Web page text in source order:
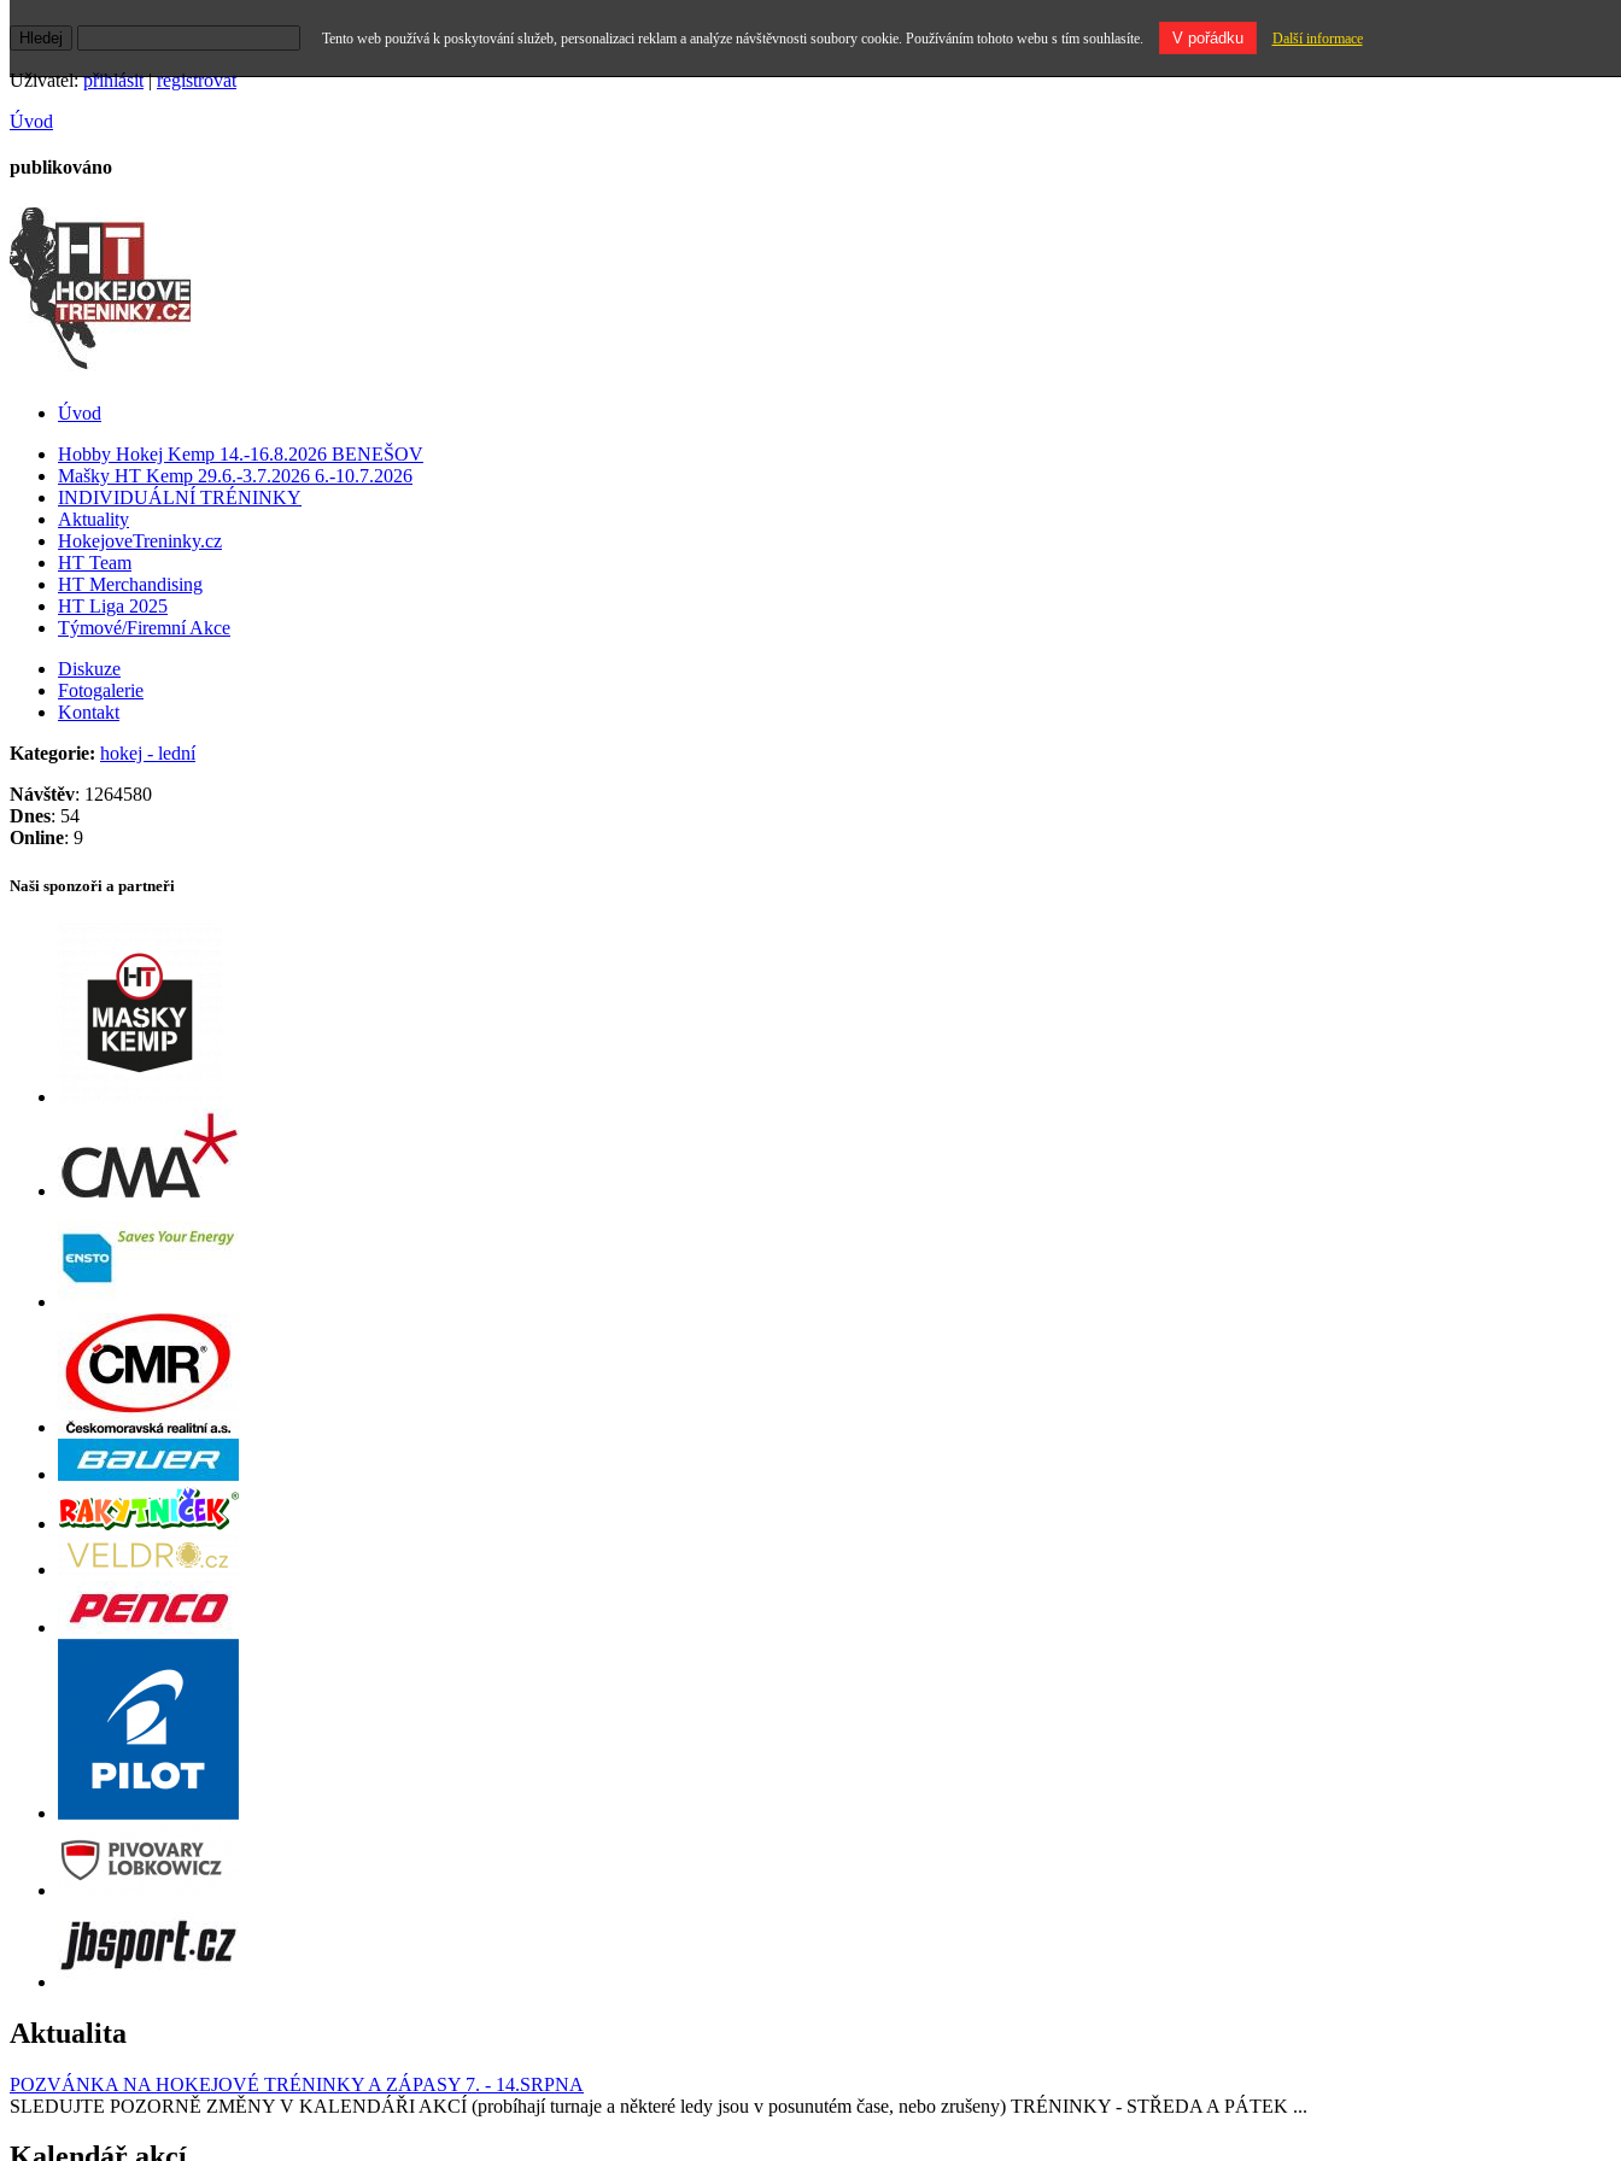
Uživatel:přihlásit|registrovat
Úvod
publikováno
Úvod
Hobby Hokej Kemp 14.-16.8.2026 BENEŠOV
Mašky HT Kemp 29.6.-3.7.2026 6.-10.7.2026
INDIVIDUÁLNÍ TRÉNINKY
Aktuality
HokejoveTreninky.cz
HT Team
HT Merchandising
HT Liga 2025
Týmové/Firemní Akce
Diskuze
Fotogalerie
Kontakt
Kategorie: hokej - lední
Návštěv: 1264580
Dnes: 54
Online: 9
Naši sponzoři a partneři
Aktualita
POZVÁNKA NA HOKEJOVÉ TRÉNINKY A ZÁPASY 7. - 14.SRPNA
SLEDUJTE POZORNĚ ZMĚNY V KALENDÁŘI AKCÍ (probíhají turnaje a některé ledy jsou v posunutém čase, nebo zrušeny) TRÉNINKY - STŘEDA A PÁTEK ...
Tento web používá k poskytování služeb, personalizaci reklam a analýze návštěvnosti soubory cookie. Používáním tohoto webu s tím souhlasíte. V pořádku Další informace